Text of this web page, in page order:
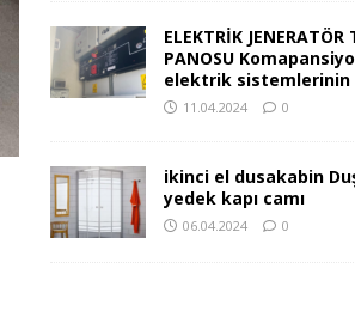
ELEKTRİK JENERATÖR
PANOSU
elektrik sistemlerinin
11.04.2024 0
ikinci el dusakabin
yedek kapı camı
06.04.2024 0